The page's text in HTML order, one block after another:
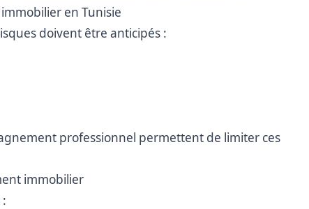
en Tunisie
doivent être anticipés :
professionnel permettent de limiter ces
immobilier